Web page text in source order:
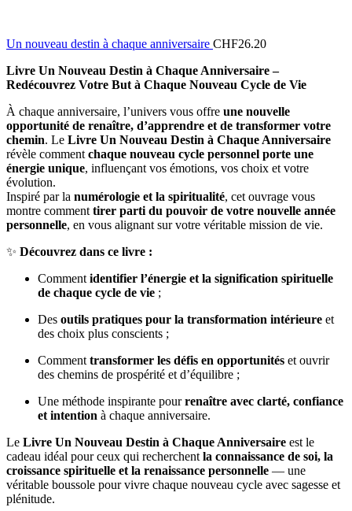
Un nouveau destin à chaque anniversaire CHF26.20
Livre Un Nouveau Destin à Chaque Anniversaire –
Redécouvrez Votre But à Chaque Nouveau Cycle de Vie
À chaque anniversaire, l’univers vous offre une nouvelle
opportunité de renaître, d’apprendre et de transformer votre
chemin. Le Livre Un Nouveau Destin à Chaque Anniversaire
révèle comment chaque nouveau cycle personnel porte une
énergie unique, influençant vos émotions, vos choix et votre
évolution.
Inspiré par la numérologie et la spiritualité, cet ouvrage vous
montre comment tirer parti du pouvoir de votre nouvelle année
personnelle, en vous alignant sur votre véritable mission de vie.
✨ Découvrez dans ce livre :
Comment identifier l’énergie et la signification spirituelle
de chaque cycle de vie ;
Des outils pratiques pour la transformation intérieure et
des choix plus conscients ;
Comment transformer les défis en opportunités et ouvrir
des chemins de prospérité et d’équilibre ;
Une méthode inspirante pourrenaître avec clarté, confiance
et intention à chaque anniversaire.
Le Livre Un Nouveau Destin à Chaque Anniversaire est le
cadeau idéal pour ceux qui recherchent la connaissance de soi, la
croissance spirituelle et la renaissance personnelle — une
véritable boussole pour vivre chaque nouveau cycle avec sagesse et
plénitude.